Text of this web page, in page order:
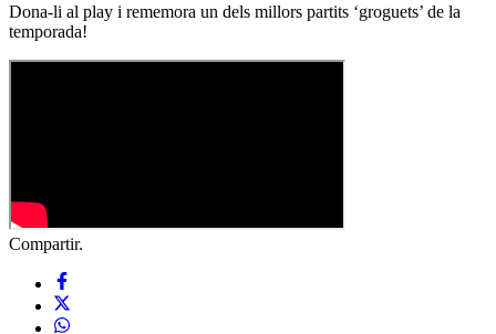
Dona-li al play i rememora un dels millors partits ‘groguets’ de la
temporada!
Compartir.